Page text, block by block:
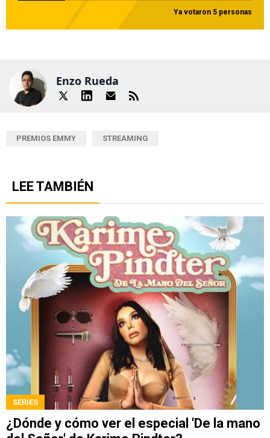
Ya votaron 5 personas
Enzo Rueda
PREMIOS EMMY STREAMING
LEE TAMBIÉN
SERIES
¿Dónde y cómo ver el especial 'De la mano